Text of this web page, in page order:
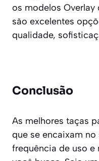
os modelos
são excelentes
qualidade,
Conclusão
As melhores taças
que se encaixam
frequência de uso